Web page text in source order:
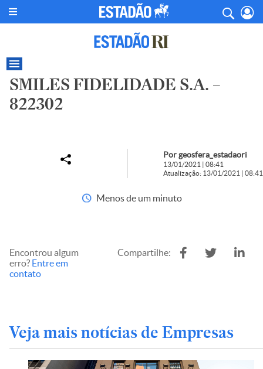
SMILES FIDELIDADE S.A. –
822302
Por geosfera_estadaori
13/01/2021 | 08:41
Atualização: 13/01/2021 | 08:41
Menos de um minuto
Encontrou algum
erro? Entre em
contato
Compartilhe:
Veja mais notícias de Empresas